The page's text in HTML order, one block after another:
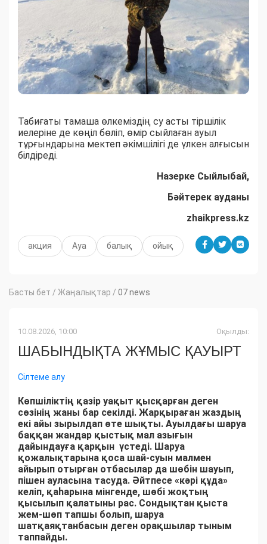
Табиғаты тамаша өлкеміздің су асты тіршілік
иелеріне де көңіл бөліп, өмір сыйлаған ауыл
тұрғындарына мектеп әкімшілігі де үлкен алғысын
білдіреді.
Назерке Сыйлыбай,
Бәйтерек ауданы
zhaikpress.kz
акция Ауа балық ойық
Басты бет / Жаңалықтар / 07 news
10.08.2026, 10:00 Оқылды:
ШАБЫНДЫҚТА ЖҰМЫС ҚАУЫРТ
Сілтеме алу
Көпшіліктің қазір уақыт қысқарған деген
сөзінің жаны бар секілді. Жарқыраған жаздың
екі айы зырылдап өте шықты. Ауылдағы шаруа
баққан жандар қыстық мал азығын
дайындауға қарқын үстеді. Шаруа
қожалықтарына қоса шай-суын малмен
айырып отырған отбасылар да шөбін шауып,
пішен ауласына тасуда. Әйтпесе «кәрі құда»
келіп, қаһарына мінгенде, шөбі жоқтың
қысылып қалатыны рас. Сондықтан қыста
жем-шөп тапшы болып, шаруа
шатқаяқтанбасын деген орақшылар тыным
таппайды.